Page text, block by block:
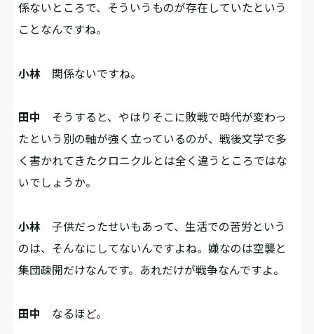
係ないところで、そういうものが存在していたという
ことなんですね。
小林 関係ないですね。
田中
そうすると、やはりそこに敗戦で時代が変わっ
たという別の軸が強く立っているのが、戦後文学で多
く書かれてきたクロニクルとは全く違うところではな
いでしょうか。
小林 子供だったせいもあって、生活での苦労という
のは、そんなにしてないんですよね。嫌なのは空襲と
集団疎開だけなんです。あれだけが戦争なんですよ。
田中 なるほど。